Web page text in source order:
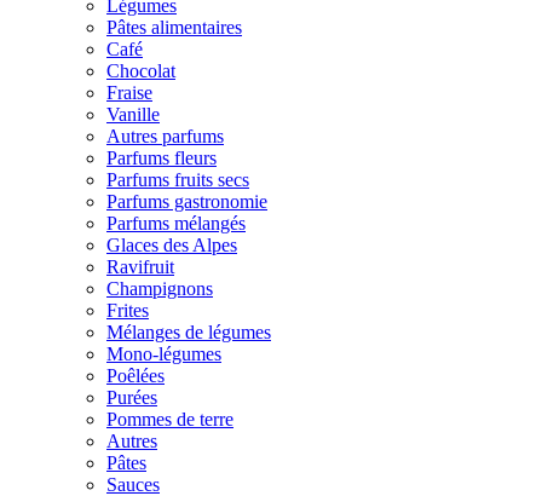
Légumes
Pâtes alimentaires
Café
Chocolat
Fraise
Vanille
Autres parfums
Parfums fleurs
Parfums fruits secs
Parfums gastronomie
Parfums mélangés
Glaces des Alpes
Ravifruit
Champignons
Frites
Mélanges de légumes
Mono-légumes
Poêlées
Purées
Pommes de terre
Autres
Pâtes
Sauces